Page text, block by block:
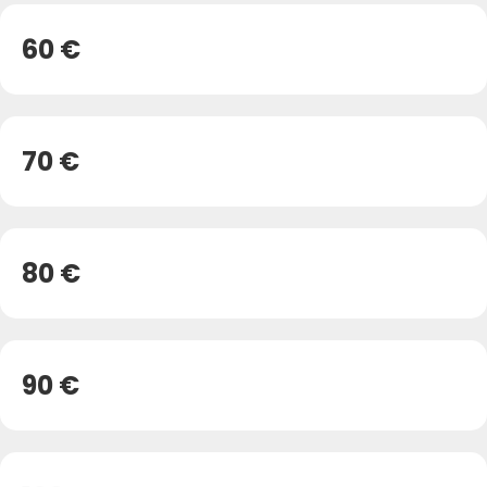
60 €
70 €
80 €
90 €